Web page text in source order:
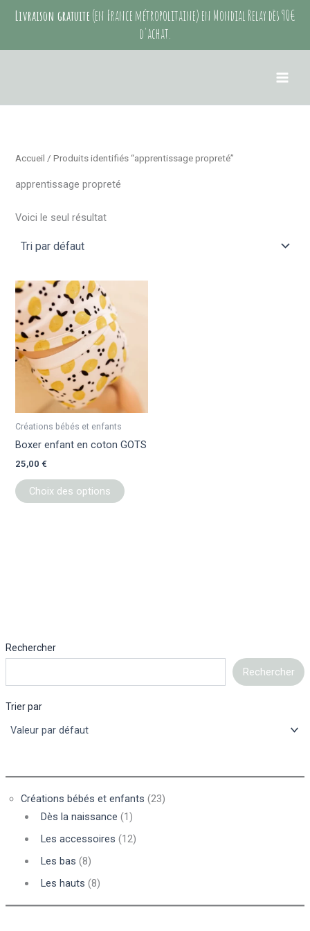
Livraison gratuite (en France métropolitaine) en Mondial Relay dès 90€
d'achat.
Aller
Rechercher
Rechercher
Trier par
Créations bébés et enfants (23)
Dès la naissance (1)
Les accessoires (12)
Les bas (8)
Les hauts (8)
Accueil / Produits identifiés “apprentissage propreté”
apprentissage propreté
Voici le seul résultat
Créations bébés et enfants
Boxer enfant en coton GOTS
25,00 €
Choix des options
variations.
Les
options
peuvent
page